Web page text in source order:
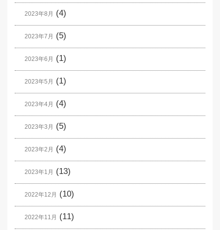
2023年8月 (4)
2023年7月 (5)
2023年6月 (1)
2023年5月 (1)
2023年4月 (4)
2023年3月 (5)
2023年2月 (4)
2023年1月 (13)
2022年12月 (10)
2022年11月 (11)